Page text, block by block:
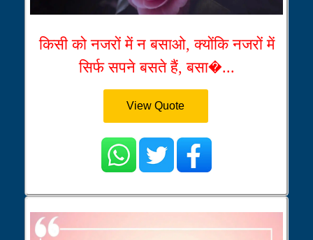
किसी को नजरों में न बसाओ, क्योंकि नजरों में
सिर्फ सपने बसते हैं, बसा�...
View Quote